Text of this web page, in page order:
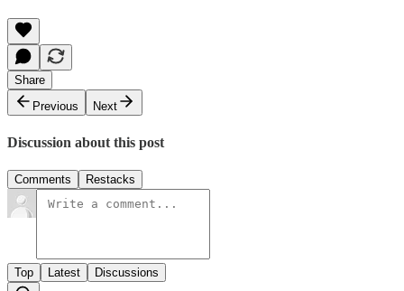
Share
Previous
Next
Discussion about this post
Comments Restacks
Top Latest Discussions